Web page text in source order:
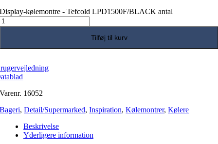
Display-kølemontre - Tefcold LPD1500F/BLACK antal
Tilføj til kurv
Varenr. 16052
Bageri,Detail/Supermarked,Inspiration,Kølemontrer,Kølere
Beskrivelse
Yderligere information